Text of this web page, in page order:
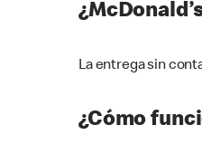
La entrega sin
¿Cómo